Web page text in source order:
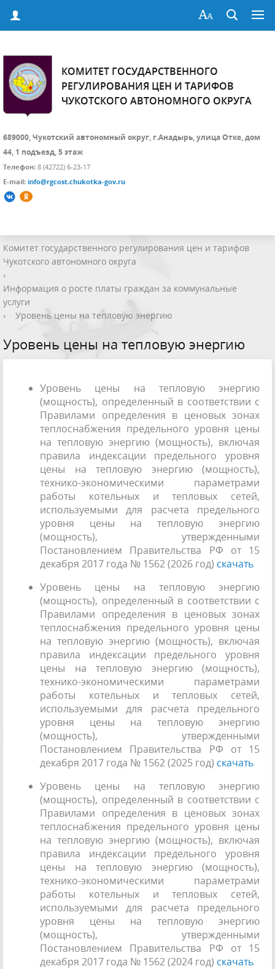
КОМИТЕТ ГОСУДАРСТВЕННОГО
РЕГУЛИРОВАНИЯ ЦЕН И ТАРИФОВ
ЧУКОТСКОГО АВТОНОМНОГО ОКРУГА
689000, Чукотский автономный округ, г.Анадырь, улица Отке, дом
44, 1 подъезд, 5 этаж
Телефон: 8 (42722) 6-23-17
E-mail: info@rgcost.chukotka-gov.ru
Комитет государственного регулирования цен и тарифов
Чукотского автономного округа
›
Информация о росте платы граждан за коммунальные
услуги
›
Уровень цены на тепловую энергию
Уровень цены на тепловую энергию
Уровень цены на тепловую энергию
(мощность), определенный в соответствии с
Правилами определения в ценовых зонах
теплоснабжения предельного уровня цены
на тепловую энергию (мощность), включая
правила индексации предельного уровня
цены на тепловую энергию (мощность),
технико-экономическими параметрами
работы котельных и тепловых сетей,
используемыми для расчета предельного
уровня цены на тепловую энергию
(мощность), утвержденными
Постановлением Правительства РФ от 15
декабря 2017 года № 1562 (2026 год) скачать
Уровень цены на тепловую энергию
(мощность), определенный в соответствии с
Правилами определения в ценовых зонах
теплоснабжения предельного уровня цены
на тепловую энергию (мощность), включая
правила индексации предельного уровня
цены на тепловую энергию (мощность),
технико-экономическими параметрами
работы котельных и тепловых сетей,
используемыми для расчета предельного
уровня цены на тепловую энергию
(мощность), утвержденными
Постановлением Правительства РФ от 15
декабря 2017 года № 1562 (2025 год) скачать
Уровень цены на тепловую энергию
(мощность), определенный в соответствии с
Правилами определения в ценовых зонах
теплоснабжения предельного уровня цены
на тепловую энергию (мощность), включая
правила индексации предельного уровня
цены на тепловую энергию (мощность),
технико-экономическими параметрами
работы котельных и тепловых сетей,
используемыми для расчета предельного
уровня цены на тепловую энергию
(мощность), утвержденными
Постановлением Правительства РФ от 15
декабря 2017 года № 1562 (2024 год) скачать